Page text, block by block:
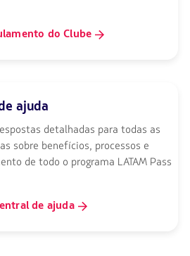
do Clube
ajuda
detalhadas para todas as
sobre benefícios, processos e
de todo o programa LATAM Pass
de ajuda